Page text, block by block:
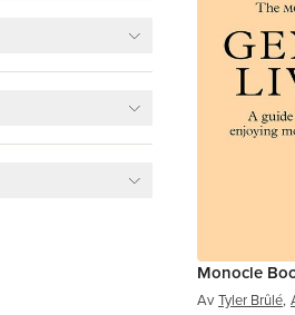
Monocle
Av Tyler Brûlé,